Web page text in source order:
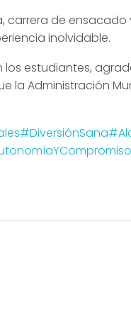
de
inolvidable.
estudiantes,
la Administración
#DiversiónSana